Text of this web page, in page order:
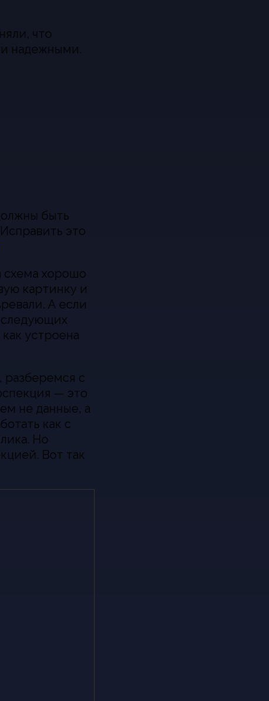
что
надежными.
быть
это
схема хорошо
картинку и
А если
следующих
устроена
разберемся с
— это
не данные, а
как с
Но
Вот так